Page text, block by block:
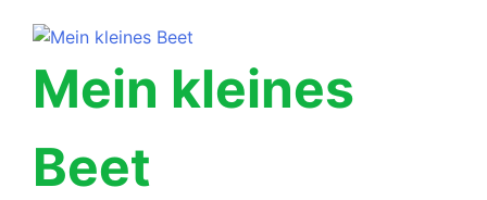
contentMein kleines
Beet